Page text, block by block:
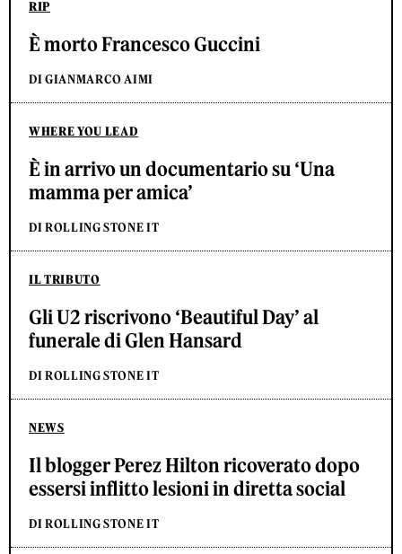
RIP
È morto Francesco Guccini
DI GIANMARCO AIMI
WHERE YOU LEAD
È in arrivo un documentario su ‘Una
mamma per amica’
DI ROLLING STONE IT
IL TRIBUTO
Gli U2 riscrivono ‘Beautiful Day’ al
funerale di Glen Hansard
DI ROLLING STONE IT
NEWS
Il blogger Perez Hilton ricoverato dopo
essersi inflitto lesioni in diretta social
DI ROLLING STONE IT